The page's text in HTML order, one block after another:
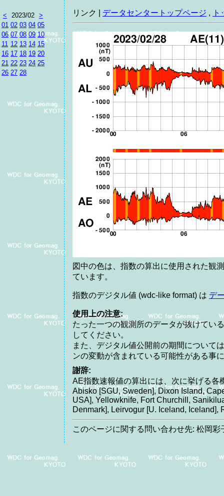
< 2023/02 >
01 02 03 04 05
06 07 08 09 10
11 12 13 14 15
16 17 18 19 20
21 22 23 24 25
26 27 28
リンク | データセンタートップページ ,
図中の色は、指数の算出に使用された観
ています。
指数のデジタル値 (wdc-like format) は デ
使用上の注意:
たった一つの観測所のデータが抜けてい
してください。
また、デジタル値公開前の期間について
ンの変動が含まれている可能性がある事
謝辞:
AE指数速報値の算出には、次に挙げる
Abisko [SGU, Sweden], Dixon Island,
USA], Yellowknife, Fort Churchill,
Denmark], Leirvogur [U. Iceland, Iceland],
このページに関する問い合わせ先: 松岡彩